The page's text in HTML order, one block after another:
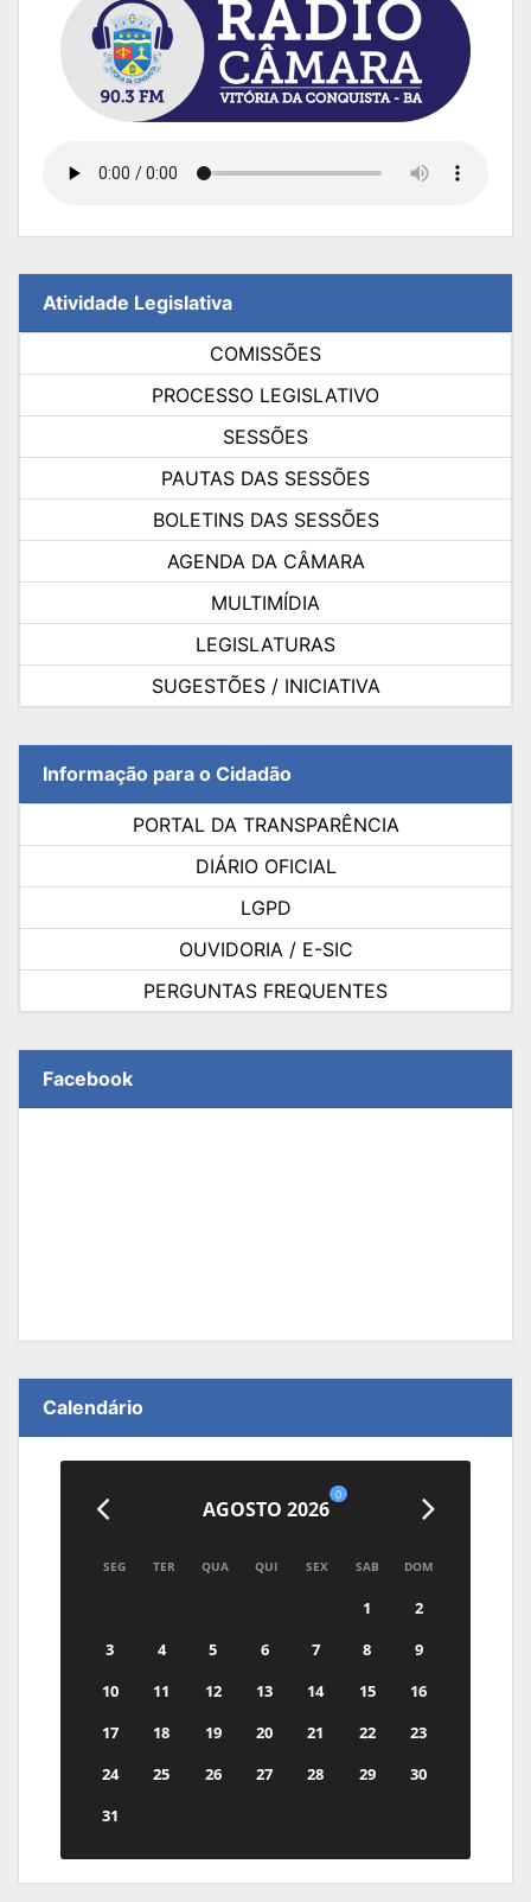
Atividade Legislativa
COMISSÕES
PROCESSO LEGISLATIVO
SESSÕES
PAUTAS DAS SESSÕES
BOLETINS DAS SESSÕES
AGENDA DA CÂMARA
MULTIMÍDIA
LEGISLATURAS
SUGESTÕES / INICIATIVA
Informação para o Cidadão
PORTAL DA TRANSPARÊNCIA
DIÁRIO OFICIAL
LGPD
OUVIDORIA / E-SIC
PERGUNTAS FREQUENTES
Facebook
Calendário
AGOSTO 2026
0
SEG TER QUA QUI SEX SAB DOM
1
2
3
4 5 6 7 8
9
10
11 12 13 14 15
16
17
18 19 20 21 22
23
24
25 26 27 28 29
30
31